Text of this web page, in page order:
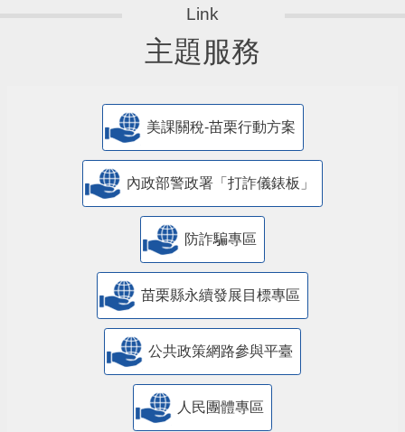
主題服務
美課關稅-苗栗行動方案
內政部警政署「打詐儀錶板」
防詐騙專區
苗栗縣永續發展目標專區
公共政策網路參與平臺
人民團體專區